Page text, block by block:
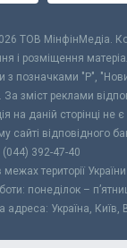
ТОВ МiнфiнМедiа.
і розміщення
з позначками "Р",
За зміст реклами
на даній сторінці
сайті відповідного
392-47-40
межах території
понеділок –
адреса: Україна,